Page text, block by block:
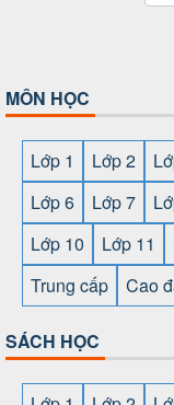
MÔN HỌC
Lớp 1 Lớp 2
Lớp 6
Lớp 7
Lớp 10
Lớp 11
Trung cấp
Cao
SÁCH HỌC